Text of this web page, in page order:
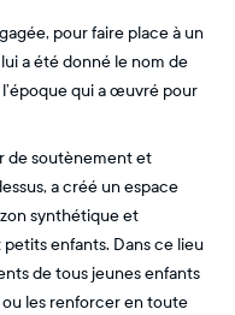
pour faire place à un
a été donné le nom de
qui a œuvré pour
de soutènement et
a créé un espace
synthétique et
enfants. Dans ce lieu
de tous jeunes enfants
les renforcer en toute